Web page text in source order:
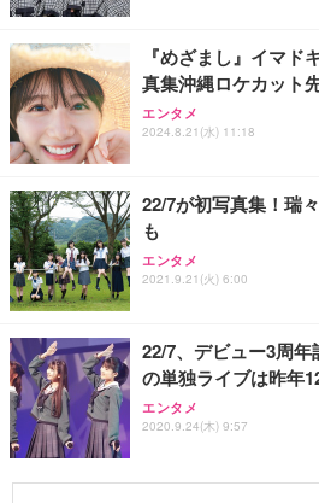
『めざまし』イマ
真集沖縄ロケカット
エンタメ
2024.8.21(水) 11:18
22/7が初写真集！瑞
も
エンタメ
2021.9.21(火) 6:00
22/7、デビュー3周
の単独ライブは昨年
エンタメ
2020.9.24(木) 9:57